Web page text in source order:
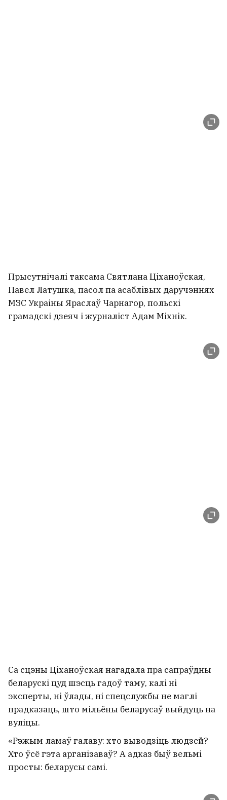
Прысутнічалі таксама Святлана Ціханоўская,
Павел Латушка, пасол па асаблівых даручэннях
МЗС Украіны Яраслаў Чарнагор, польскі
грамадскі дзеяч і журналіст Адам Міхнік.
Са сцэны Ціханоўская нагадала пра сапраўдны
беларускі цуд шэсць гадоў таму, калі ні
эксперты, ні ўлады, ні спецслужбы не маглі
прадказаць, што мільёны беларусаў выйдуць на
вуліцы.
«Рэжым ламаў галаву: хто выводзіць людзей?
Хто ўсё гэта арганізаваў? А адказ быў вельмі
просты: беларусы самі.